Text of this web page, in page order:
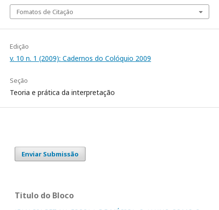
Fomatos de Citação
Edição
v. 10 n. 1 (2009): Cadernos do Colóquio 2009
Seção
Teoria e prática da interpretação
Enviar Submissão
Titulo do Bloco